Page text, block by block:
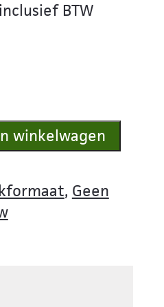
BTW
winkelwagen
, Geen